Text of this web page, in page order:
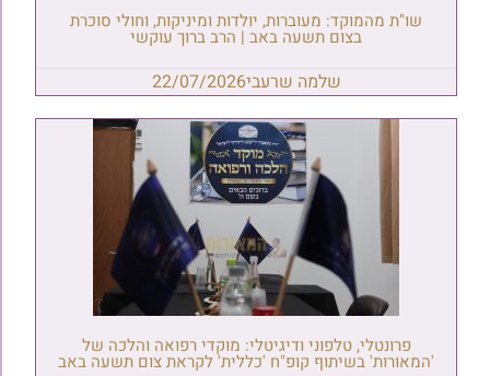
שו"ת מהמוקד: מעוברות, יולדות ומיניקות, וחולי סוכרת
בצום תשעה באב | הרב ברוך עוקשי
שלמה שרעבי22/07/2026
פרונטלי, טלפוני ודיגיטלי: מוקדי רפואה והלכה של
'המאורות' בשיתוף קופ"ח 'כללית' לקראת צום תשעה באב